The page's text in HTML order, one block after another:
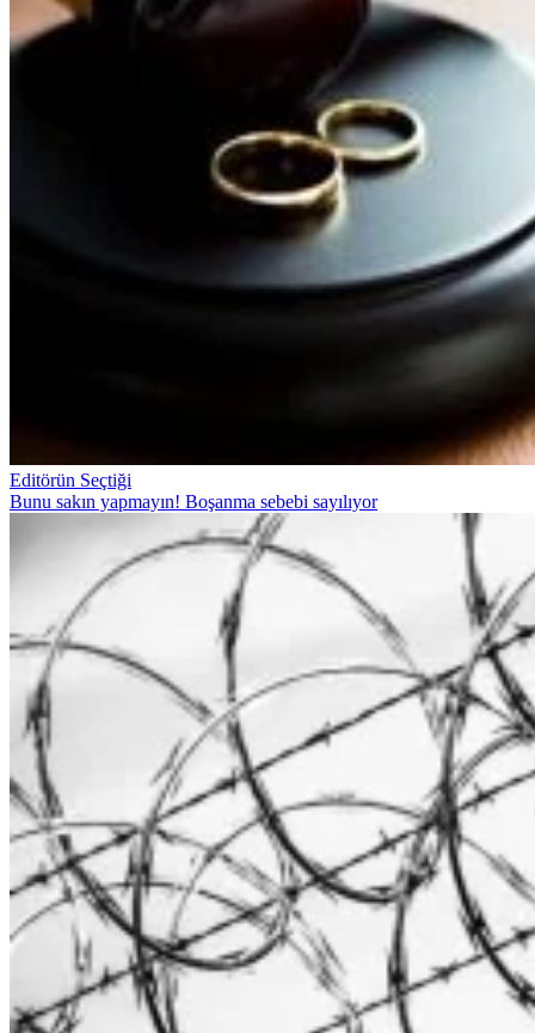
Editörün Seçtiği
Bunu sakın yapmayın! Boşanma sebebi sayılıyor